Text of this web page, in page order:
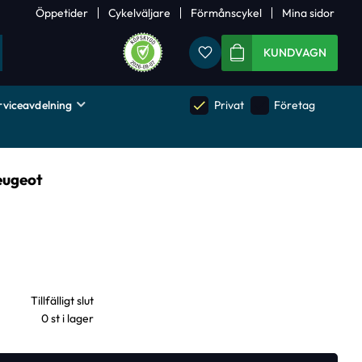
Öppetider Cykelväljare Förmånscykel Mina sidor
FavoriterKUNDVAGN
done Privat Företag
0 st i lager